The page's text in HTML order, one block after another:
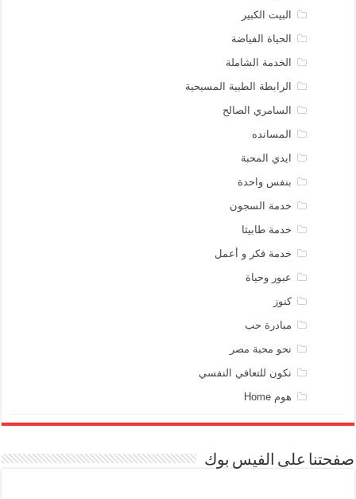
البيت الكبير
الحياة الفياضة
الخدمة الشاملة
الرابطة الطبية المسيحية
السامري الصالح
المسانده
ايدي المحبة
بنفس واحدة
خدمة السجون
خدمة طابيثا
خدمة فكر و أعمل
عبور وحياة
كنوز
مبادرة حب
نحو محبة مصر
نكون للتعافي النفسي
هوم Home
صفحتنا على الفيس بوك